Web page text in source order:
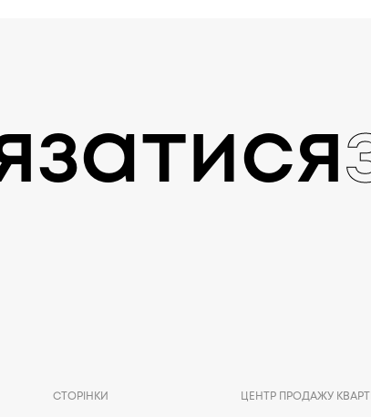
СТОРІНКИ ЦЕНТР ПРОДАЖУ